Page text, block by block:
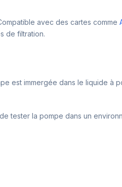
avec des cartes comme
de filtration.
est immergée dans le liquide à
la pompe dans un